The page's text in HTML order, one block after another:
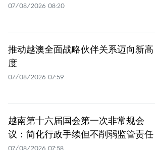
07/08/2026 08:20
推动越澳全面战略伙伴关系迈向新高
度
07/08/2026 07:59
越南第十六届国会第一次非常规会
议：简化行政手续但不削弱监管责任
07/08/2026 07:58